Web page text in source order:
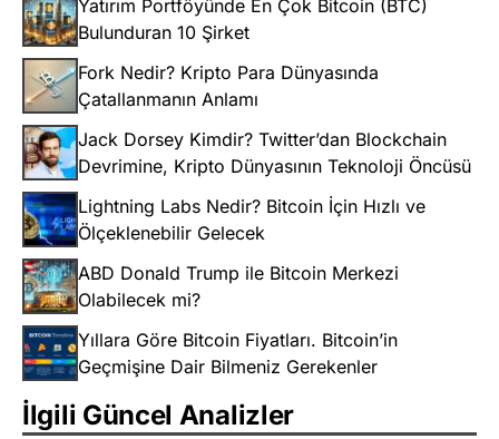
Yatırım Portföyünde En Çok Bitcoin (BTC)
Bulunduran 10 Şirket
Fork Nedir? Kripto Para Dünyasında
Çatallanmanın Anlamı
Jack Dorsey Kimdir? Twitter’dan Blockchain
Devrimine, Kripto Dünyasının Teknoloji Öncüsü
Lightning Labs Nedir? Bitcoin İçin Hızlı ve
Ölçeklenebilir Gelecek
ABD Donald Trump ile Bitcoin Merkezi
Olabilecek mi?
Yıllara Göre Bitcoin Fiyatları. Bitcoin’in
Geçmişine Dair Bilmeniz Gerekenler
İlgili Güncel Analizler